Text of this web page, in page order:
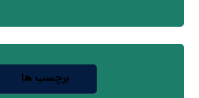
برچسب ها